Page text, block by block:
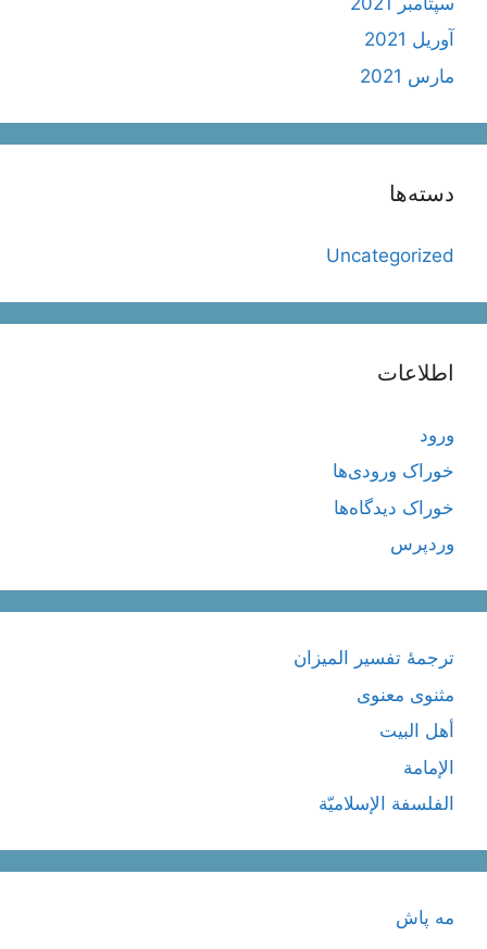
آوریل 2021
مارس 2021
دسته‌ها
Uncategorized
اطلاعات
ورود
خوراک ورودی‌ها
خوراک دیدگاه‌ها
وردپرس
ترجمۀ تفسیر المیزان
مثنوی معنوی
أهل البيت
الإمامة
الفلسفة الإسلاميّة
مه پاش